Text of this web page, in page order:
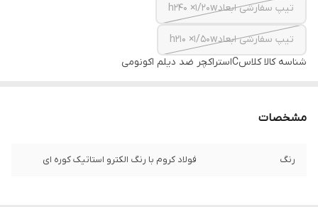
تیپ سفارشی ابعادh۲۴۰ ×۱/۲۰w
تیپ سفارشی ابعادh۲۱۰ ×۱/۵۰w
شناسه کالاکلاسCاستراکچر ضد دیلم اکونومی
مشخصات
رنگ فولاد کروم با رنگ الکترو استاتیک کوره ای